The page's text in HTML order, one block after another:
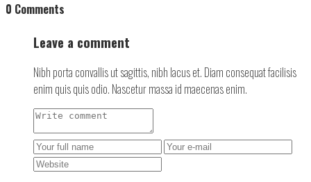
0 Comments
Leave a comment
Nibh porta convallis ut sagittis, nibh lacus et. Diam consequat facilisis
enim quis quis odio. Nascetur massa id maecenas enim.